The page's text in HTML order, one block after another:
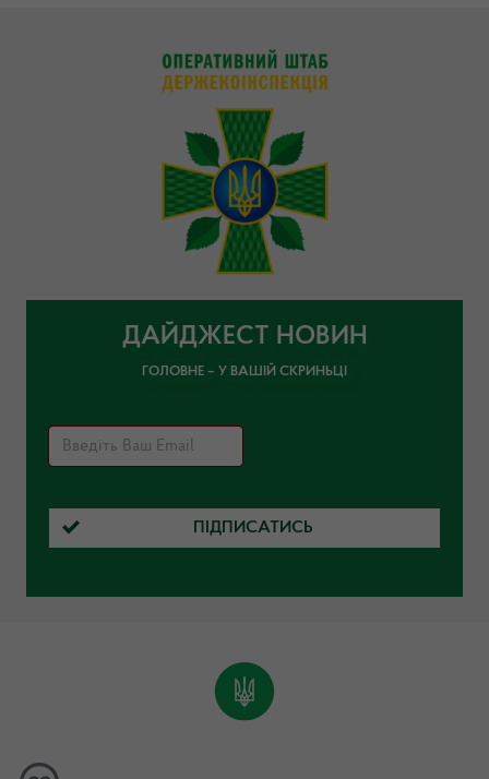
ДАЙДЖЕСТ НОВИН
ГОЛОВНЕ – У ВАШІЙ СКРИНЬЦІ
ПІДПИСАТИСЬ